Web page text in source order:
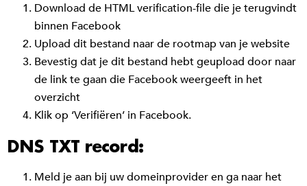
Download de HTML verification-file die je terugvindt
binnen Facebook
Upload dit bestand naar de rootmap van je website
Bevestig dat je dit bestand hebt geupload door naar
de link te gaan die Facebook weergeeft in het
overzicht
Klik op ‘Verifiëren’ in Facebook.
DNS TXT record:
Meld je aan bij uw domeinprovider en ga naar het